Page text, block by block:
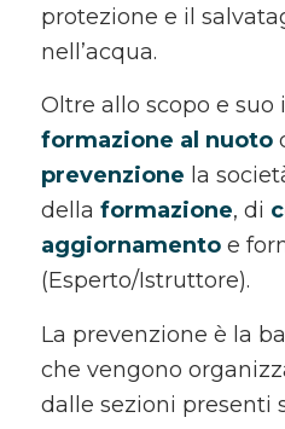
protezione e il
nell’acqua.
Oltre allo scopo e
formazione al nuoto
prevenzione la
della formazione, di
aggiornamentoe
(Esperto/Istruttore).
La prevenzione è la
che vengono
dalle sezioni presenti